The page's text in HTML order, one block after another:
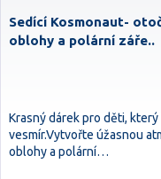
Sedící Kosmonaut-
oblohy a polární záře..
Krasný dárek pro děti,
vesmír.Vytvořte úžasnou
oblohy a polární…